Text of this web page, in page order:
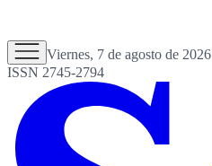
Viernes, 7 de agosto de 2026
ISSN 2745-2794